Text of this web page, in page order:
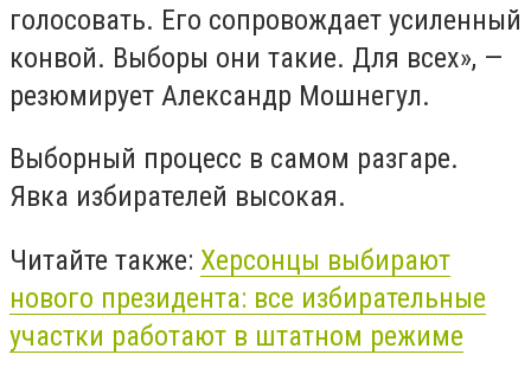
голосовать. Его сопровождает усиленный
конвой. Выборы они такие. Для всех», —
резюмирует Александр Мошнегул.
Выборный процесс в самом разгаре.
Явка избирателей высокая.
Читайте также: Херсонцы выбирают
нового президента: все избирательные
участки работают в штатном режиме